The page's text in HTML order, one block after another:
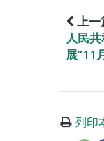
上一
人民
展”11
列印